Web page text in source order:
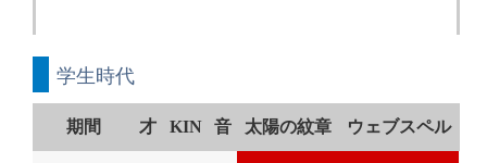
学生時代
期間 才 KIN 音 太陽の紋章 ウェブスペル